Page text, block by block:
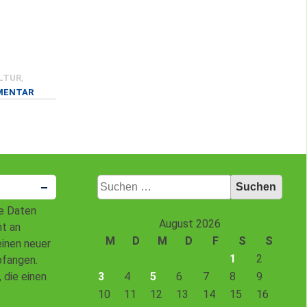
,
ZU
JUNGE
Daten
an
neuer
die einen
Suchen
nach:
August 2026
M
D M D F S
S
1
2
3
4 5 6 7 8
9
10
11 12 13 14 15
16